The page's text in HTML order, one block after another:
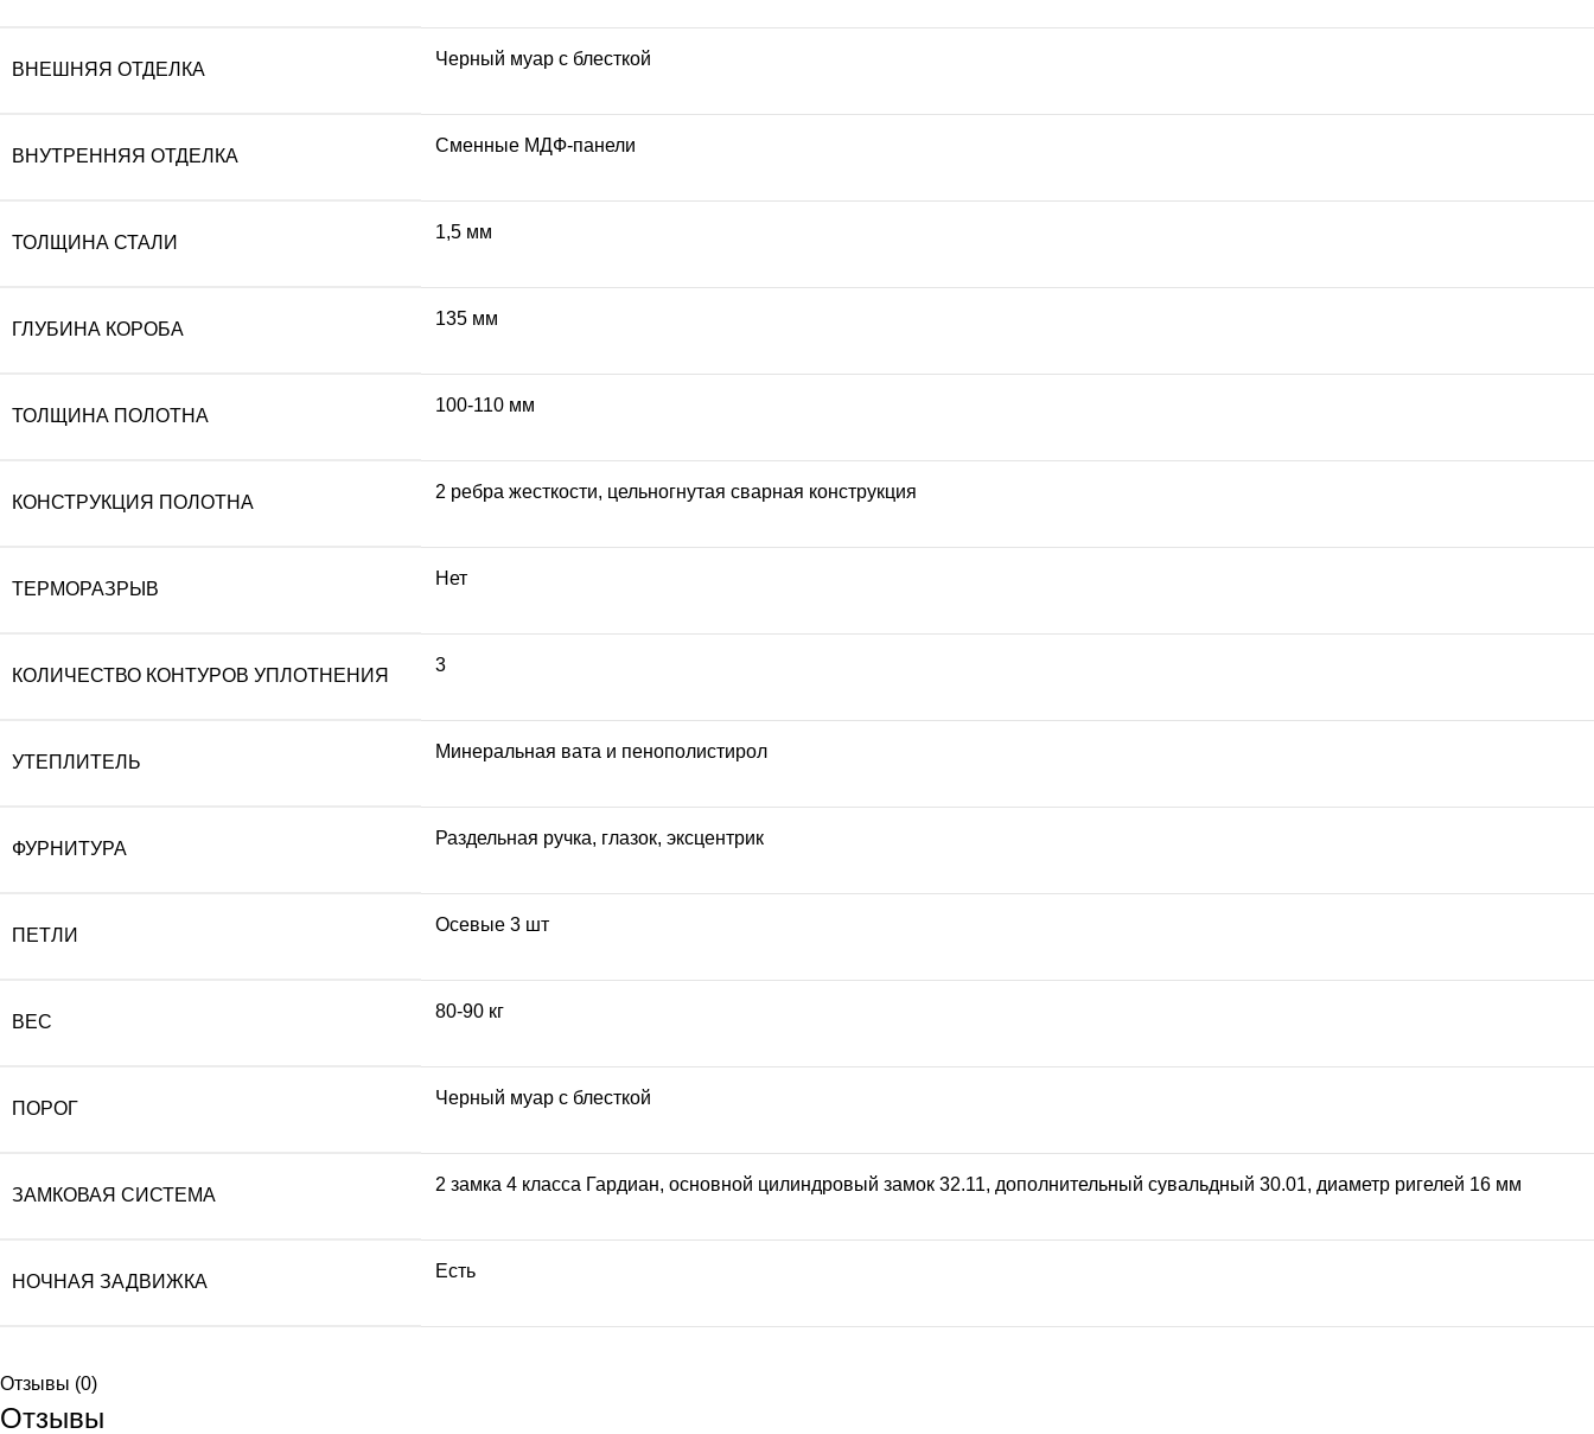
ВНЕШНЯЯ ОТДЕЛКА
Черный муар с блесткой
ВНУТРЕННЯЯ ОТДЕЛКА
Сменные МДФ-панели
ТОЛЩИНА СТАЛИ
1,5 мм
ГЛУБИНА КОРОБА
135 мм
ТОЛЩИНА ПОЛОТНА
100-110 мм
КОНСТРУКЦИЯ ПОЛОТНА
2 ребра жесткости, цельногнутая сварная конструкция
ТЕРМОРАЗРЫВ
Нет
КОЛИЧЕСТВО КОНТУРОВ УПЛОТНЕНИЯ
3
УТЕПЛИТЕЛЬ
Минеральная вата и пенополистирол
ФУРНИТУРА
Раздельная ручка, глазок, эксцентрик
ПЕТЛИ
Осевые 3 шт
ВЕС
80-90 кг
ПОРОГ
Черный муар с блесткой
ЗАМКОВАЯ СИСТЕМА
2 замка 4 класса Гардиан, основной цилиндровый замок 32.11, дополнительный сувальдный 30.01, диаметр ригелей 16 мм
НОЧНАЯ ЗАДВИЖКА
Есть
Отзывы (0)
Отзывы